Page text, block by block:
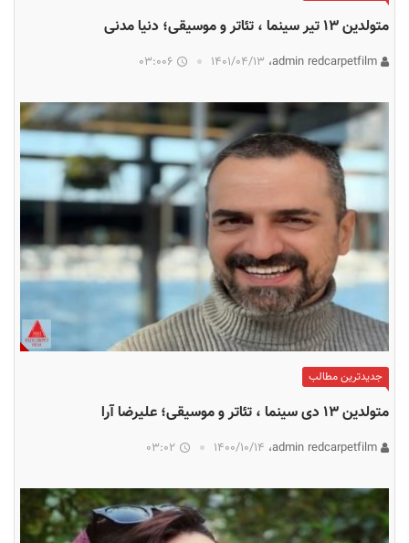
متولدین ۱۳ تیر سینما ، تئاتر و موسیقی؛ دنیا مدنی
۱۴۰۱/۰۴/۱۳ 03:006
جدیدترین مطالب
متولدین ۱۳ دی سینما ، تئاتر و موسیقی؛ علیرضا آرا
۱۴۰۰/۱۰/۱۴ 03:02